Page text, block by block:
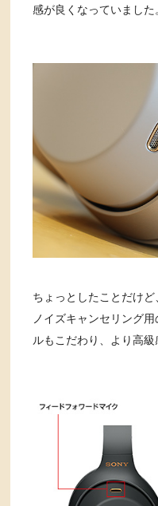
感が良くなっていました。
ちょっとしたことだけど
ノイズキャンセリング
ルもこだわり、より高級